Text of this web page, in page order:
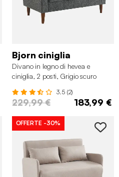
Bjorn ciniglia
Divano in legno di hevea e
ciniglia, 2 posti, Grigio scuro
3.5 (2)
229,99 € 183,99 €
OFFERTE -30%